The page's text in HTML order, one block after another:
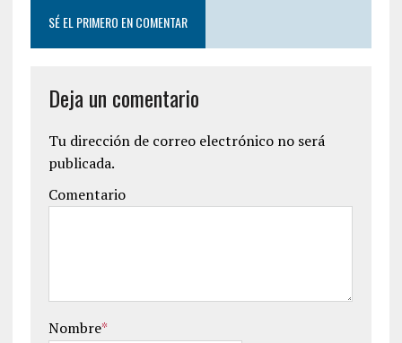
SÉ EL PRIMERO EN COMENTAR
Deja un comentario
Tu dirección de correo electrónico no será
publicada.
Comentario
Nombre*